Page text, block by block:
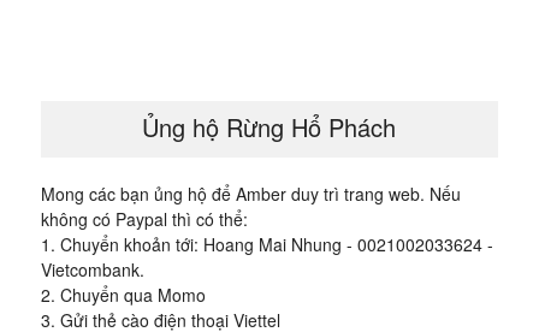
Ủng hộ Rừng Hổ Phách
Mong các bạn ủng hộ để Amber duy trì trang web. Nếu
không có Paypal thì có thể:
1. Chuyển khoản tới: Hoang Mai Nhung - 0021002033624 -
Vietcombank.
2. Chuyển qua Momo
3. Gửi thẻ cào điện thoại Viettel